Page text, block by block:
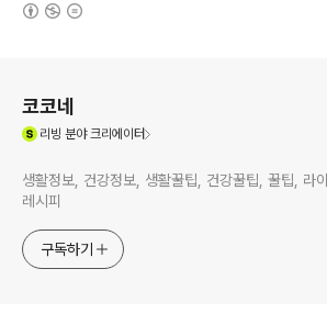
코코네
리빙 분야 크리에이터
생활정보, 건강정보, 생활꿀팁, 건강꿀팁, 꿀팁, 라
레시피
구독하기